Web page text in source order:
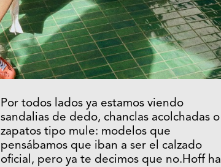
Por todos lados ya estamos viendo
sandalias de dedo, chanclas acolchadas o
zapatos tipo mule: modelos que
pensábamos que iban a ser el calzado
oficial, pero ya te decimos que no.Hoff ha